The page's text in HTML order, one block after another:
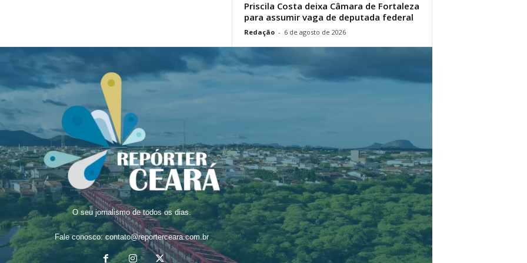
Priscila Costa deixa Câmara de Fortaleza
para assumir vaga de deputada federal
Redação - 6 de agosto de 2026
O seu jornalismo de todos os dias.
Fale conosco:contato@reporterceara.com.br